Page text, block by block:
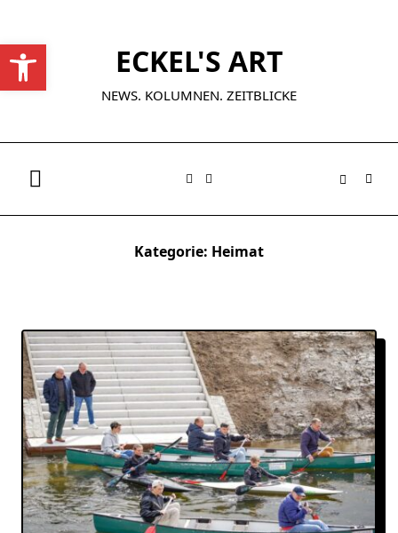
Werkzeugleiste öffnen
content
ECKEL'S ART
NEWS. KOLUMNEN. ZEITBLICKE
Kategorie: Heimat